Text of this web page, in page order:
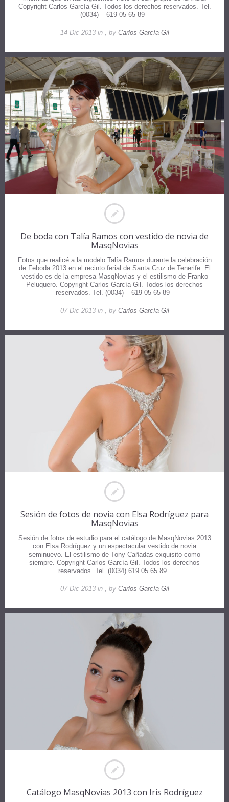
Copyright Carlos García Gil. Todos los derechos reservados. Tel.
(0034) – 619 05 65 89
14 Dic 2013 in , by Carlos García Gil
De boda con Talía Ramos con vestido de novia de
MasqNovias
Fotos que realicé a la modelo Talía Ramos durante la celebración
de Feboda 2013 en el recinto ferial de Santa Cruz de Tenerife. El
vestido es de la empresa MasqNovias y el estilismo de Franko
Peluquero. Copyright Carlos García Gil. Todos los derechos
reservados. Tel. (0034) – 619 05 65 89
07 Dic 2013 in , by Carlos García Gil
Sesión de fotos de novia con Elsa Rodríguez para
MasqNovias
Sesión de fotos de estudio para el catálogo de MasqNovias 2013
con Elsa Rodríguez y un espectacular vestido de novia
seminuevo. El estilismo de Tony Cañadas exquisito como
siempre. Copyright Carlos García Gil. Todos los derechos
reservados. Tel. (0034) 619 05 65 89
07 Dic 2013 in , by Carlos García Gil
Catálogo MasqNovias 2013 con Iris Rodríguez